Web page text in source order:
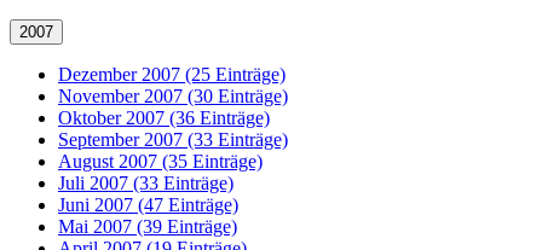
2007
Dezember 2007 (25 Einträge)
November 2007 (30 Einträge)
Oktober 2007 (36 Einträge)
September 2007 (33 Einträge)
August 2007 (35 Einträge)
Juli 2007 (33 Einträge)
Juni 2007 (47 Einträge)
Mai 2007 (39 Einträge)